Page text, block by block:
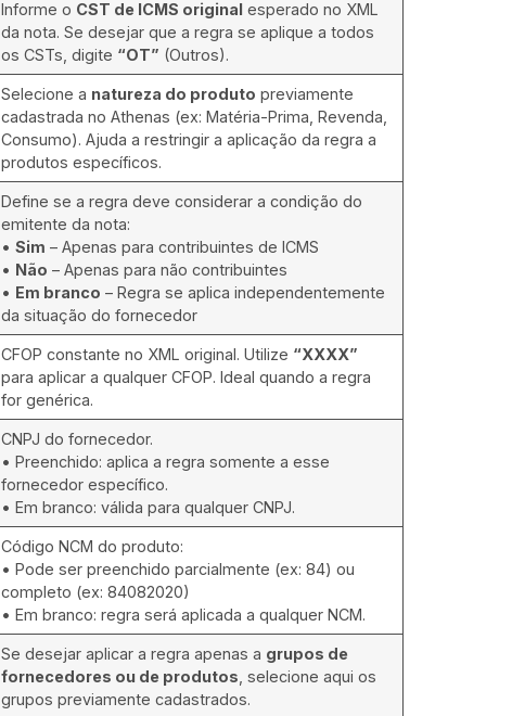
Informe o CST de ICMS original esperado no XML
da nota. Se desejar que a regra se aplique a todos
os CSTs, digite “OT” (Outros).
Selecione a natureza do produto previamente
cadastrada no Athenas (ex: Matéria-Prima, Revenda,
Consumo). Ajuda a restringir a aplicação da regra a
produtos específicos.
Define se a regra deve considerar a condição do
emitente da nota:
•Sim – Apenas para contribuintes de ICMS
• Não – Apenas para não contribuintes
• Em branco – Regra se aplica independentemente
da situação do fornecedor
CFOP constante no XML original. Utilize “XXXX”
para aplicar a qualquer CFOP. Ideal quando a regra
for genérica.
CNPJ do fornecedor.
• Preenchido: aplica a regra somente a esse
fornecedor específico.
• Em branco: válida para qualquer CNPJ.
Código NCM do produto:
• Pode ser preenchido parcialmente (ex: 84) ou
completo (ex: 84082020)
• Em branco: regra será aplicada a qualquer NCM.
Se desejar aplicar a regra apenas a grupos de
fornecedores ou de produtos , selecione aqui os
grupos previamente cadastrados.